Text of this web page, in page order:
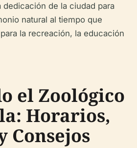
dedicación de la ciudad para
natural al tiempo que
la recreación, la educación
el Zoológico
Horarios,
Consejos